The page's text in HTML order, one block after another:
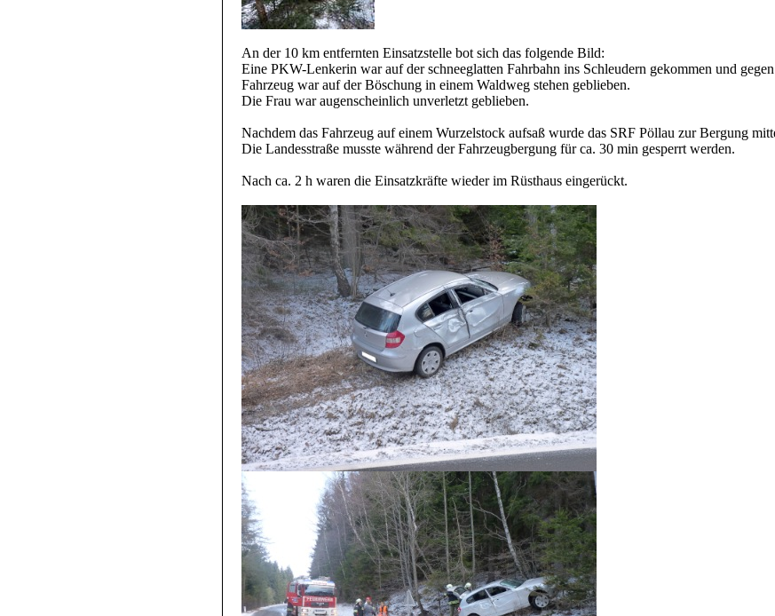
An der 10 km entfernten Einsatzstelle bot sich das folgende Bild:
Eine PKW-Lenkerin war auf der schneeglatten Fahrbahn ins Schleudern gekommen und
Fahrzeug war auf der Böschung in einem Waldweg stehen geblieben.
Die Frau war augenscheinlich unverletzt geblieben.
Nachdem das Fahrzeug auf einem Wurzelstock aufsaß wurde das SRF Pöllau zur Bergung
Die Landesstraße musste während der Fahrzeugbergung für ca. 30 min gesperrt werden.
Nach ca. 2 h waren die Einsatzkräfte wieder im Rüsthaus eingerückt.